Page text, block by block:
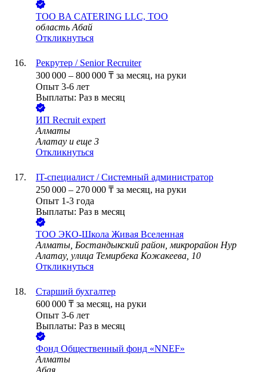
ТОО BA CATERING LLC, ТОО
область Абай
Откликнуться
Рекрутер / Senior Recruiter
300 000 – 800 000 ₸ за месяц, на руки
Опыт 3-6 лет
Выплаты: Раз в месяц
ИП Recruit expert
Алматы
Алатау и еще 3
Откликнуться
IT-специалист / Системный администратор
250 000 – 270 000 ₸ за месяц, на руки
Опыт 1-3 года
Выплаты: Раз в месяц
ТОО ЭКО-Школа Живая Вселенная
Алматы, Бостандыкский район, микрорайон Нур
Алатау, улица Темирбека Кожакеева, 10
Откликнуться
Старший бухгалтер
600 000 ₸ за месяц, на руки
Опыт 3-6 лет
Выплаты: Раз в месяц
Фонд Общественный фонд «NNEF»
Алматы